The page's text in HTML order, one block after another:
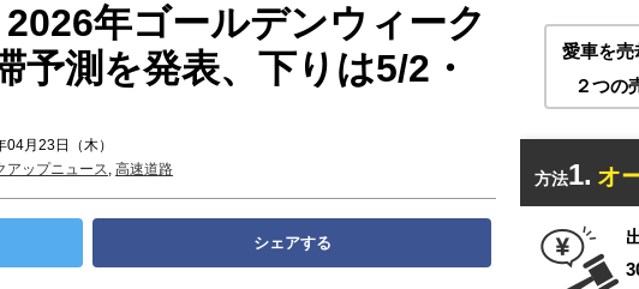
2026年ゴールデンウィーク
予測を発表、下りは5/2・
月23日（木）
アップニュース, 高速道路
シェアする
愛車を売
２つの
方法1. オ